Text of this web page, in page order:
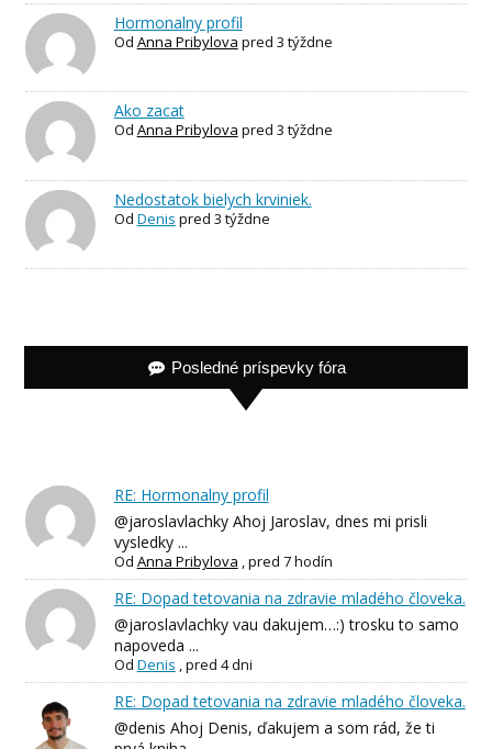
Hormonalny profil
Od Anna Pribylova pred 3 týždne
Ako zacat
Od Anna Pribylova pred 3 týždne
Nedostatok bielych krviniek.
Od Denis pred 3 týždne
Posledné príspevky fóra
RE: Hormonalny profil
@jaroslavlachky Ahoj Jaroslav, dnes mi prisli
vysledky ...
Od Anna Pribylova ,pred 7 hodín
RE: Dopad tetovania na zdravie mladého človeka.
@jaroslavlachky vau dakujem…:) trosku to samo
napoveda ...
Od Denis ,pred 4 dni
RE: Dopad tetovania na zdravie mladého človeka.
@denis Ahoj Denis, ďakujem a som rád, že ti